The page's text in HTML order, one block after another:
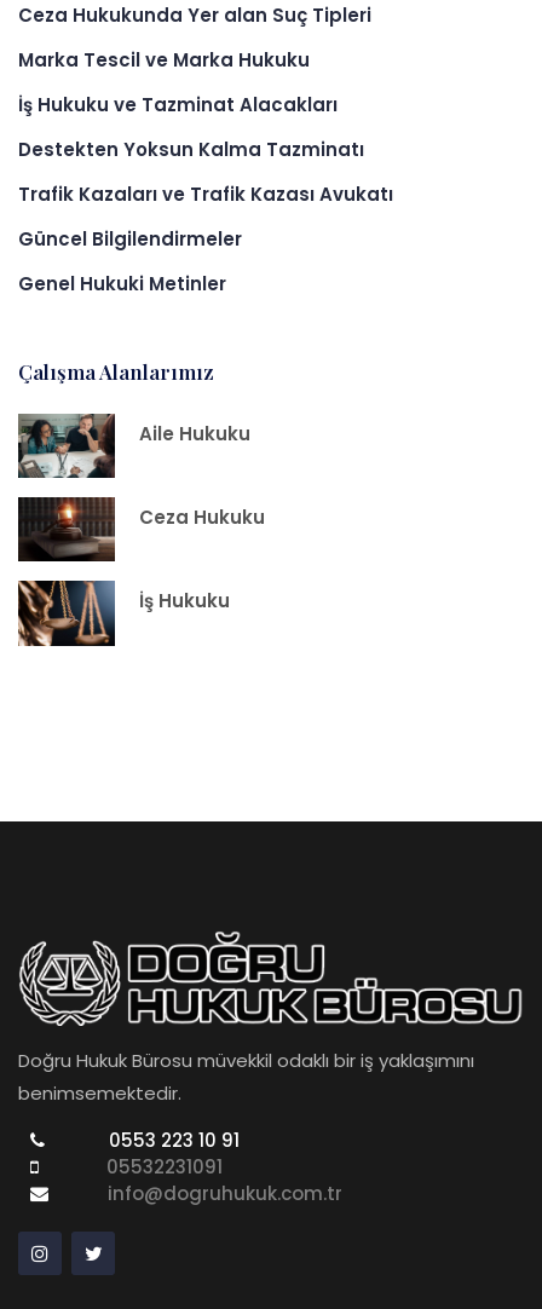
Ceza Hukukunda Yer alan Suç Tipleri
Marka Tescil ve Marka Hukuku
İş Hukuku ve Tazminat Alacakları
Destekten Yoksun Kalma Tazminatı
Trafik Kazaları ve Trafik Kazası Avukatı
Güncel Bilgilendirmeler
Genel Hukuki Metinler
Çalışma Alanlarımız
Aile Hukuku
Ceza Hukuku
İş Hukuku
Doğru Hukuk Bürosu müvekkil odaklı bir iş yaklaşımını
benimsemektedir.
0553 223 10 91
05532231091
info@dogruhukuk.com.tr